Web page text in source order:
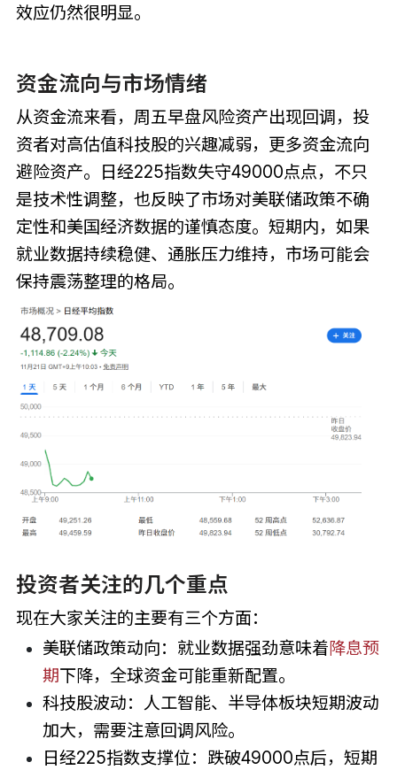
效应仍然很明显。
资金流向与市场情绪
从资金流来看，周五早盘风险资产出现回调，投
资者对高估值科技股的兴趣减弱，更多资金流向
避险资产。日经225指数失守49000点点，不只
是技术性调整，也反映了市场对美联储政策不确
定性和美国经济数据的谨慎态度。短期内，如果
就业数据持续稳健、通胀压力维持，市场可能会
保持震荡整理的格局。
投资者关注的几个重点
现在大家关注的主要有三个方面：
美联储政策动向：就业数据强劲意味着降息预
期下降，全球资金可能重新配置。
科技股波动：人工智能、半导体板块短期波动
加大，需要注意回调风险。
日经225指数支撑位：跌破49000点后，短期